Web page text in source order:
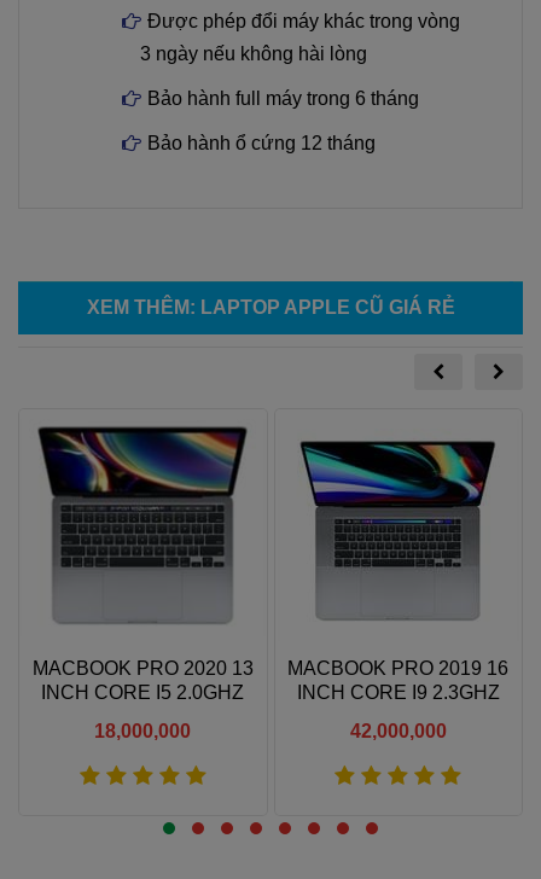
Được phép đổi máy khác trong vòng
3 ngày nếu không hài lòng
Bảo hành full máy trong 6 tháng
Bảo hành ổ cứng 12 tháng
XEM THÊM: LAPTOP APPLE CŨ GIÁ RẺ
MACBOOK PRO 2020 13
INCH CORE I5 2.0GHZ
18,000,000
Xem thêm
MACBOOK PRO 2019 16
INCH CORE I9 2.3GHZ
42,000,000
Xem thêm